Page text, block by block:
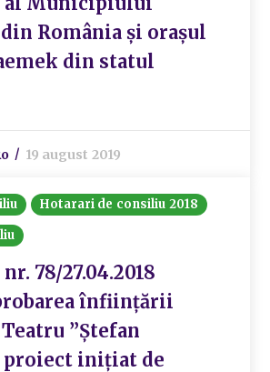
România și orașul
din statul
19 august 2019
Hotarari de consiliu 2018
78/27.04.2018
înființării
”Ștefan
proiect inițiat de